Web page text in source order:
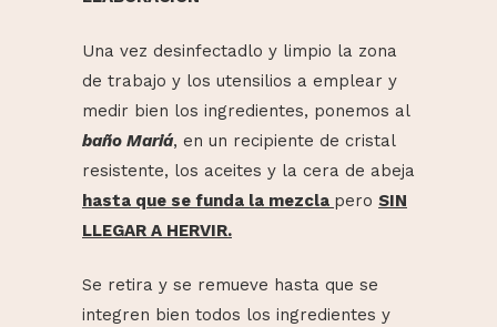
Una vez desinfectadlo y limpio la zona
de trabajo y los utensilios a emplear y
medir bien los ingredientes, ponemos al
baño Mariá, en un recipiente de cristal
resistente, los aceites y la cera de abeja
hasta que se funda la mezcla pero SIN
LLEGAR A HERVIR.
Se retira y se remueve hasta que se
integren bien todos los ingredientes y